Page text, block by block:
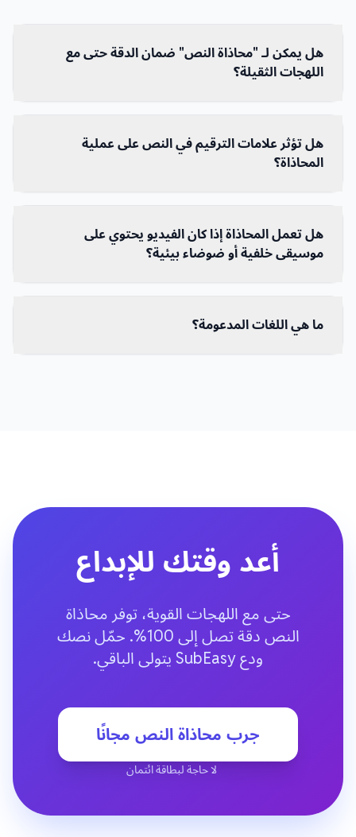
هل يمكن لـ "محاذاة النص" ضمان الدقة حتى مع
اللهجات الثقيلة؟
هل تؤثر علامات الترقيم في النص على عملية
المحاذاة؟
هل تعمل المحاذاة إذا كان الفيديو يحتوي على
موسيقى خلفية أو ضوضاء بيئية؟
ما هي اللغات المدعومة؟
أعد وقتك للإبداع
حتى مع اللهجات القوية، توفر محاذاة
النص دقة تصل إلى 100%. حمّل نصك
ودع SubEasy يتولى الباقي.
جرب محاذاة النص مجانًا
لا حاجة لبطاقة ائتمان